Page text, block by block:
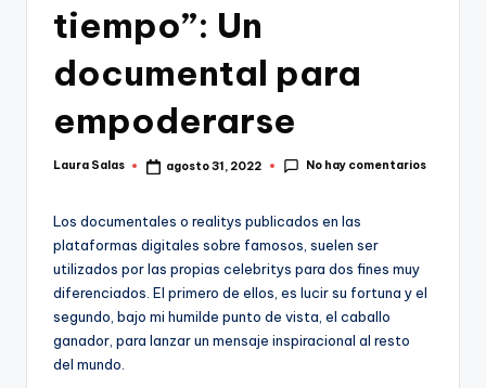
tiempo”: Un
documental para
empoderarse
Publicado
Laura Salas agosto 31, 2022 No hay comentarios
Los documentales o realitys publicados en las
plataformas digitales sobre famosos, suelen ser
utilizados por las propias celebritys para dos fines muy
diferenciados. El primero de ellos, es lucir su fortuna y el
segundo, bajo mi humilde punto de vista, el caballo
ganador, para lanzar un mensaje inspiracional al resto
del mundo.